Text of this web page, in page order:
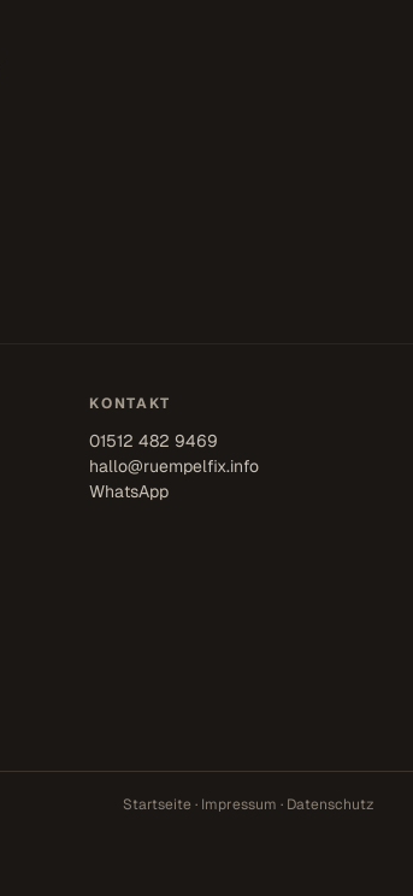
KONTAKT
01512 482 9469
hallo@ruempelfix.info
WhatsApp
Startseite · Impressum · Datenschutz